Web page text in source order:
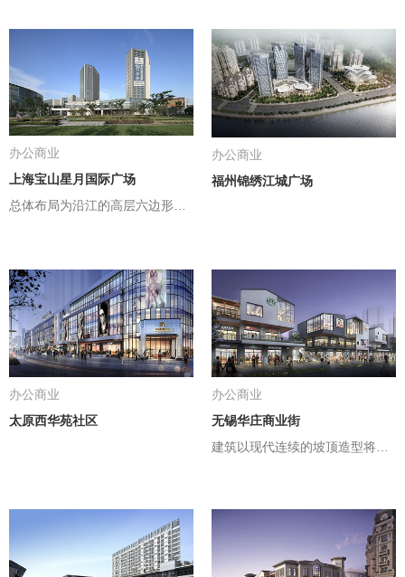
办公商业
上海宝山星月国际广场
总体布局为沿江的高层六边形双塔加沿城市主干道淞宝路商业广场的布局方式
办公商业
福州锦绣江城广场
办公商业
太原西华苑社区
办公商业
无锡华庄商业街